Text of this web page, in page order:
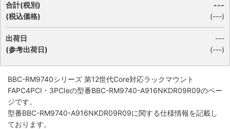
合計(税別)
(税込価格)
---
(---)
出荷日
(参考出荷日)
---
(---)
BBC-RM9740シリーズ 第12世代Core対応ラックマウント
FAPC4PCI・3PCIeの型番BBC-RM9740-A916NKDR09R09のペー
ジです。
型番BBC-RM9740-A916NKDR09R09に関する仕様情報を記載し
ております。